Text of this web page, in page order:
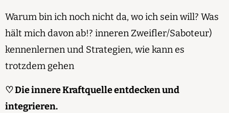
Warum bin ich noch nicht da, wo ich sein will? Was
hält mich davon ab!? inneren Zweifler/Saboteur)
kennenlernen und Strategien, wie kann es
trotzdem gehen
♡ Die innere Kraftquelle entdecken und
integrieren.